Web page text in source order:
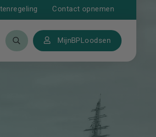
Contact opnemen
MijnBPLoodsen